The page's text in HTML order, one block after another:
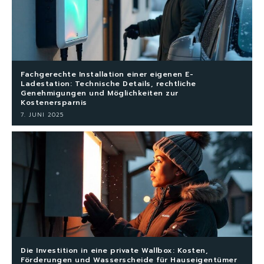
Fachgerechte Installation einer eigenen E-
Ladestation: Technische Details, rechtliche
Genehmigungen und Möglichkeiten zur
Kostenersparnis
7. JUNI 2025
Die Investition in eine private Wallbox: Kosten,
Förderungen und Wasserscheide für Hauseigentümer